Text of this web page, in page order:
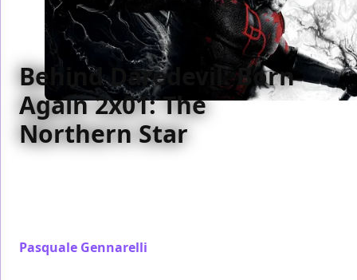
Behind Daredevil: Born
Again 2x01: The
Northern Star
Pasquale Gennarelli